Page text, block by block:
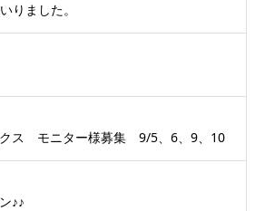
りました。
クス モニター様募集 9/5、6、9、10
♪♪